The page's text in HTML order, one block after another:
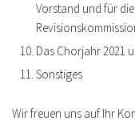
Vorstand und für die
Das Chorjahr 2021
Sonstiges
Wir freuen uns auf Ihr